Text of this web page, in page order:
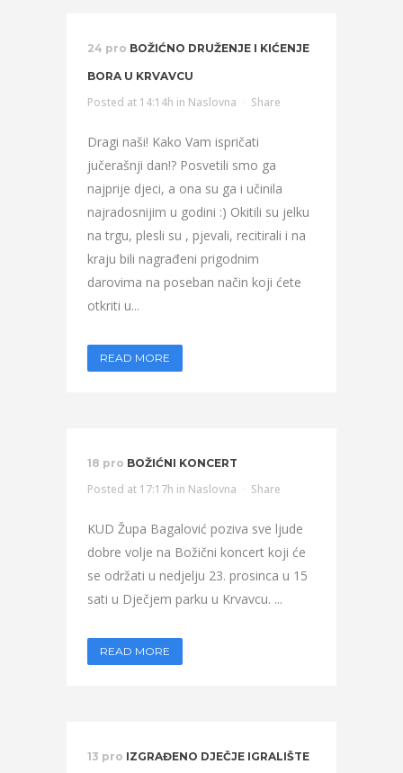
24 pro BOŽIĆNO DRUŽENJE I KIĆENJE
BORA U KRVAVCU
Posted at 14:14h in Naslovna Share
Dragi naši! Kako Vam ispričati
jučerašnji dan!? Posvetili smo ga
najprije djeci, a ona su ga i učinila
najradosnijim u godini :) Okitili su jelku
na trgu, plesli su , pjevali, recitirali i na
kraju bili nagrađeni prigodnim
darovima na poseban način koji ćete
otkriti u...
READ MORE
18 pro BOŽIĆNI KONCERT
Posted at 17:17h in Naslovna Share
KUD Župa Bagalović poziva sve ljude
dobre volje na Božični koncert koji će
se održati u nedjelju 23. prosinca u 15
sati u Dječjem parku u Krvavcu. ...
READ MORE
13 pro IZGRAĐENO DJEČJE IGRALIŠTE